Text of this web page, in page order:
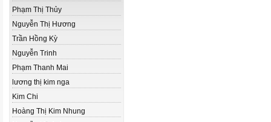
Phạm Thị Thủy
Nguyễn Thị Hương
Trần Hồng Kỳ
Nguyễn Trinh
Phạm Thanh Mai
lương thị kim nga
Kim Chi
Hoàng Thị Kim Nhung